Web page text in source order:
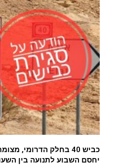
כביש 40 בחלק הדרומי,